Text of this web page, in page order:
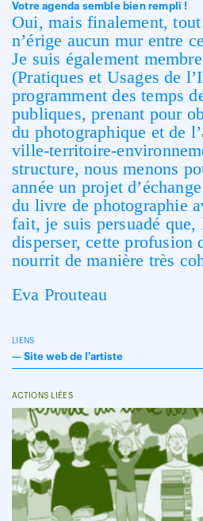
Votre agenda semble bien rempli !
Oui, mais finalement,
n’érige aucun mur entre
Je suis également
(Pratiques et Usages de
programment des temps
publiques, prenant pour
du photographique et de
ville-territoire-
structure, nous menons
année un projet
du livre de photographie
fait, je suis persuadé que,
disperser, cette profusion
nourrit de manière très
Eva Prouteau
LIENS
— Site web de l'artiste
ACTIONS LIÉES